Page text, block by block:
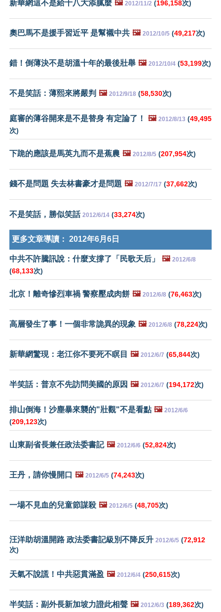
新華網這不是給十八大添膩麼 🖼️ 2012/11/2 (196,158次)
奧巴馬不是援手習近平 是幫襯中共 🖼️ 2012/10/5 (49,217次)
錯！倒薄決不是胡溫十年的最後壯舉 🖼️ 2012/10/4 (53,199次)
不是笑話：薄熙來將嚴判 🖼️ 2012/9/18 (58,530次)
庭審的薄谷開來是不是替身 有定論了！ 🖼️ 2012/8/13 (49,495
次)
下跪的應該是馬英九而不是蕉農 🖼️ 2012/8/5 (207,954次)
錢不是問題 失去林書豪才是問題 🖼️ 2012/7/17 (37,662次)
不是笑話，勝似笑話 2012/6/14 (33,274次)
更多文章導讀： 2012年6月6日
中共不許騰訊說：什麼支撐了「民歌天后」 🖼️ 2012/6/8
(68,133次)
北京！離奇慘烈車禍 警察壓成肉餅 🖼️ 2012/6/8 (76,463次)
高層發生了事！一個非常詭異的現象 🖼️ 2012/6/8 (78,224次)
新華網驚現：老江你不要死不瞑目 🖼️ 2012/6/7 (65,844次)
半笑話：普京不先訪問美國的原因 🖼️ 2012/6/7 (194,172次)
排山倒海！沙塵暴來襲的"壯觀"不是看點 🖼️ 2012/6/6
(209,123次)
山東副省長兼任政法委書記 🖼️ 2012/6/6 (52,824次)
王丹，請你慢開口 🖼️ 2012/6/5 (74,243次)
一場不見血的兒童節謀殺 🖼️ 2012/6/5 (48,705次)
汪洋助胡溫開路 政法委書記級別不降反升 2012/6/5 (72,912
次)
天氣不說謊！中共惡貫滿盈 🖼️ 2012/6/4 (250,615次)
半笑話：副外長新加坡力證此相聲 🖼️ 2012/6/3 (189,362次)